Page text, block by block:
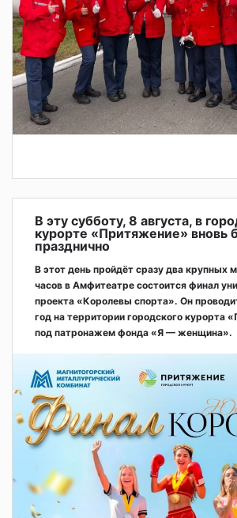
В эту субботу, 8 августа, в
курорте «Притяжение» вновь
празднично
В этот день пройдёт сразу два крупных
часов в Амфитеатре состоится финал
проекта «Королевы спорта». Он
год на территории городского курорта
под патронажем фонда «Я — женщина».